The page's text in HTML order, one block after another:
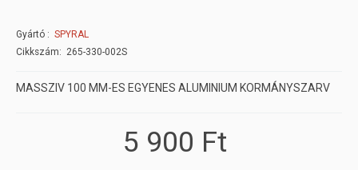
Gyártó
SPYRAL
Cikkszám: 265-330-002S
MASSZIV 100 MM-ES EGYENES ALUMINIUM KORMÁNYSZARV
5 900 Ft